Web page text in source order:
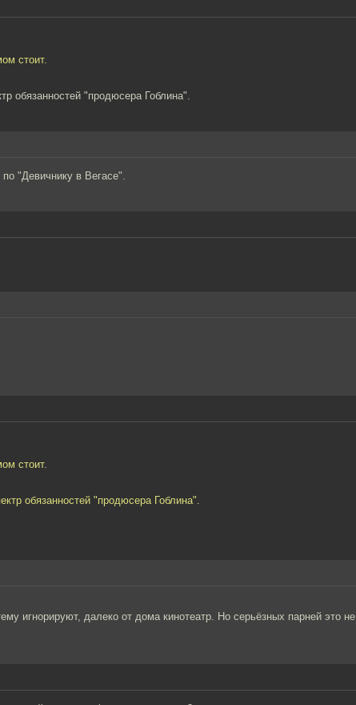
стоит.
обязанностей "продюсера Гоблина".
по "Девичнику в Вегасе".
стоит.
обязанностей "продюсера Гоблина".
игнорируют, далеко от дома кинотеатр. Но серьёзных парней это не